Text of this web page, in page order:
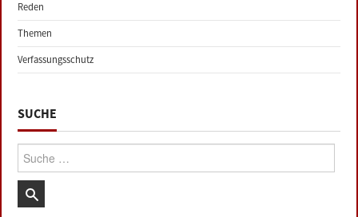
Reden
Themen
Verfassungsschutz
SUCHE
Suche: